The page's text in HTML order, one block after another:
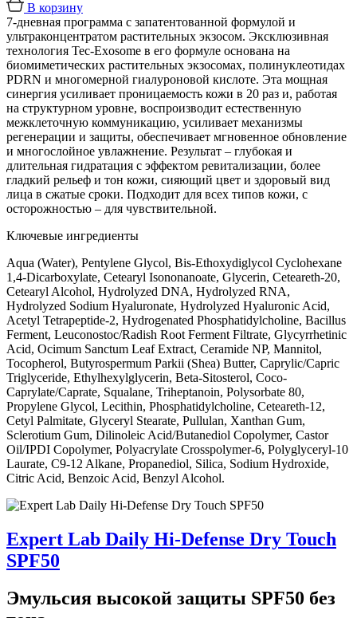
В корзину
7-дневная программа с запатентованной формулой и
ультраконцентратом растительных экзосом. Эксклюзивная
технология Tec-Exosome в его формуле основана на
биомиметических растительных экзосомах, полинуклеотидах
PDRN и многомерной гиалуроновой кислоте. Эта мощная
синергия усиливает проницаемость кожи в 20 раз и, работая
на структурном уровне, воспроизводит естественную
межклеточную коммуникацию, усиливает механизмы
регенерации и защиты, обеспечивает мгновенное обновление
и многослойное увлажнение. Результат – глубокая и
длительная гидратация с эффектом ревитализации, более
гладкий рельеф и тон кожи, сияющий цвет и здоровый вид
лица в сжатые сроки. Подходит для всех типов кожи, с
осторожностью – для чувствительной.
Ключевые ингредиенты
Aqua (Water), Pentylene Glycol, Bis-Ethoxydiglycol Cyclohexane
1,4-Dicarboxylate, Cetearyl Isononanoate, Glycerin, Ceteareth-20,
Cetearyl Alcohol, Hydrolyzed DNA, Hydrolyzed RNA,
Hydrolyzed Sodium Hyaluronate, Hydrolyzed Hyaluronic Acid,
Acetyl Tetrapeptide-2, Hydrogenated Phosphatidylcholine, Bacillus
Ferment, Leuconostoc/Radish Root Ferment Filtrate, Glycyrrhetinic
Acid, Ocimum Sanctum Leaf Extract, Ceramide NP, Mannitol,
Tocopherol, Butyrospermum Parkii (Shea) Butter, Caprylic/Capric
Triglyceride, Ethylhexylglycerin, Beta-Sitosterol, Coco-
Caprylate/Caprate, Squalane, Triheptanoin, Polysorbate 80,
Propylene Glycol, Lecithin, Phosphatidylcholine, Ceteareth-12,
Cetyl Palmitate, Glyceryl Stearate, Pullulan, Xanthan Gum,
Sclerotium Gum, Dilinoleic Acid/Butanediol Copolymer, Castor
Oil/IPDI Copolymer, Polyacrylate Crosspolymer-6, Polyglyceryl-10
Laurate, C9-12 Alkane, Propanediol, Silica, Sodium Hydroxide,
Citric Acid, Benzoic Acid, Benzyl Alcohol.
Expert Lab Daily Hi-Defense Dry Touch
SPF50
Эмульсия высокой защиты SPF50 без